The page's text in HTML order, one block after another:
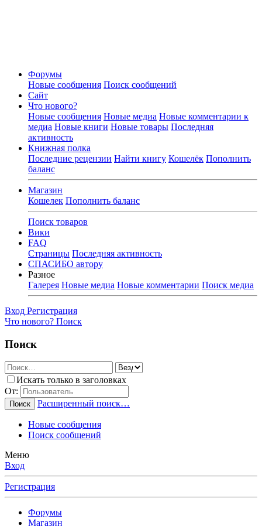
Форумы
Новые сообщения Поиск сообщений
Сайт
Что нового?
Новые сообщения Новые медиа Новые комментарии к
медиа Новые книги Новые товары Последняя
активность
Книжная полка
Последние рецензии Найти книгу Кошелёк Пополнить
баланс
Магазин
Кошелек Пополнить баланс
Поиск товаров
Вики
FAQ
Страницы Последняя активность
СПАСИБО автору
Разное
Галерея Новые медиа Новые комментарии Поиск медиа
Вход Регистрация
Что нового? Поиск
Поиск
Искать только в заголовках
От:
Поиск Расширенный поиск…
Новые сообщения
Поиск сообщений
Меню
Вход
Регистрация
Форумы
Магазин